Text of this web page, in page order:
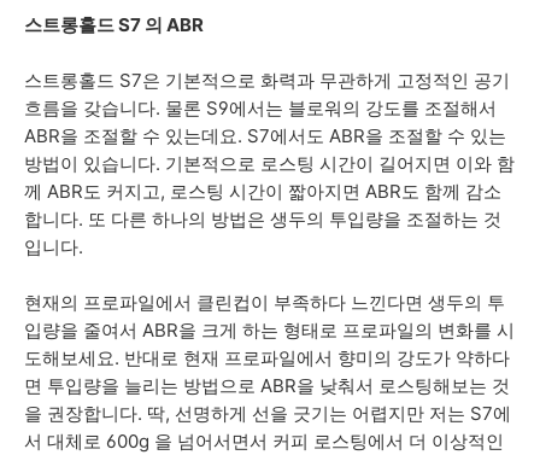
스트롱홀드 S7 의 ABR
스트롱홀드 S7은 기본적으로 화력과 무관하게 고정적인 공기
흐름을 갖습니다. 물론 S9에서는 블로워의 강도를 조절해서
ABR을 조절할 수 있는데요. S7에서도 ABR을 조절할 수 있는
방법이 있습니다. 기본적으로 로스팅 시간이 길어지면 이와 함
께 ABR도 커지고, 로스팅 시간이 짧아지면 ABR도 함께 감소
합니다. 또 다른 하나의 방법은 생두의 투입량을 조절하는 것
입니다.
현재의 프로파일에서 클린컵이 부족하다 느낀다면 생두의 투
입량을 줄여서 ABR을 크게 하는 형태로 프로파일의 변화를 시
도해보세요. 반대로 현재 프로파일에서 향미의 강도가 약하다
면 투입량을 늘리는 방법으로 ABR을 낮춰서 로스팅해보는 것
을 권장합니다. 딱, 선명하게 선을 긋기는 어렵지만 저는 S7에
서 대체로 600g 을 넘어서면서 커피 로스팅에서 더 이상적인